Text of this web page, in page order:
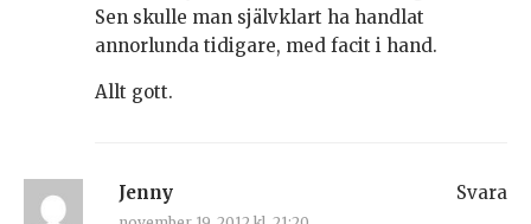
Sen skulle man självklart ha handlat
annorlunda tidigare, med facit i hand.
Allt gott.
Jenny Svara